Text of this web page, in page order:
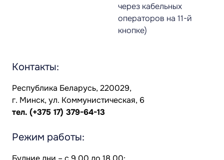
через кабельных
операторов на 11-й
кнопке)
Контакты:
Республика Беларусь, 220029,
г. Минск, ул. Коммунистическая, 6
тел. (+375 17) 379-64-13
Режим работы: